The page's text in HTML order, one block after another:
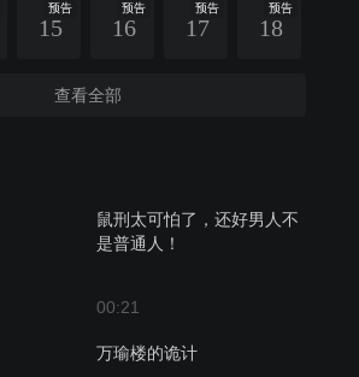
预告
15
预告
16
预告
17
预告
18
查看全部
鼠刑太可怕了，还好男人不
是普通人！
00:21
万瑜楼的诡计